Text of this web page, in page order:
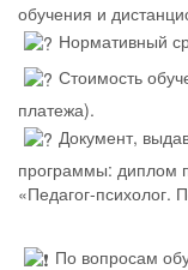
обучения и
Нормативный
Стоимость
платежа).
Документ,
программы: диплом
«Педагог-психолог.
По вопросам